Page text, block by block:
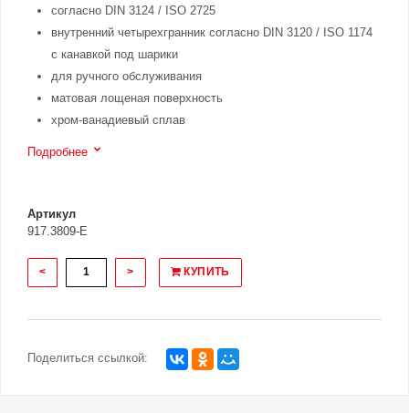
согласно DIN 3124 / ISO 2725
внутренний четырехгранник согласно DIN 3120 / ISO 1174
с канавкой под шарики
для ручного обслуживания
матовая лощеная поверхность
хром-ванадиевый сплав
Подробнее
Артикул
917.3809-E
< > КУПИТЬ
Поделиться ссылкой: